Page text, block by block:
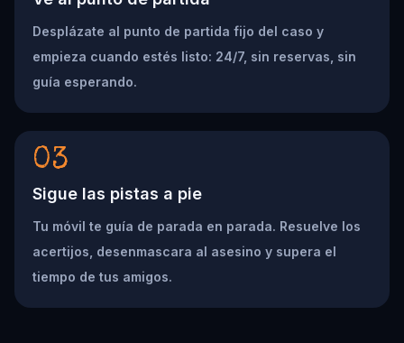
Desplázate al punto de partida fijo del caso y
empieza cuando estés listo: 24/7, sin reservas, sin
guía esperando.
03
Sigue las pistas a pie
Tu móvil te guía de parada en parada. Resuelve los
acertijos, desenmascara al asesino y supera el
tiempo de tus amigos.